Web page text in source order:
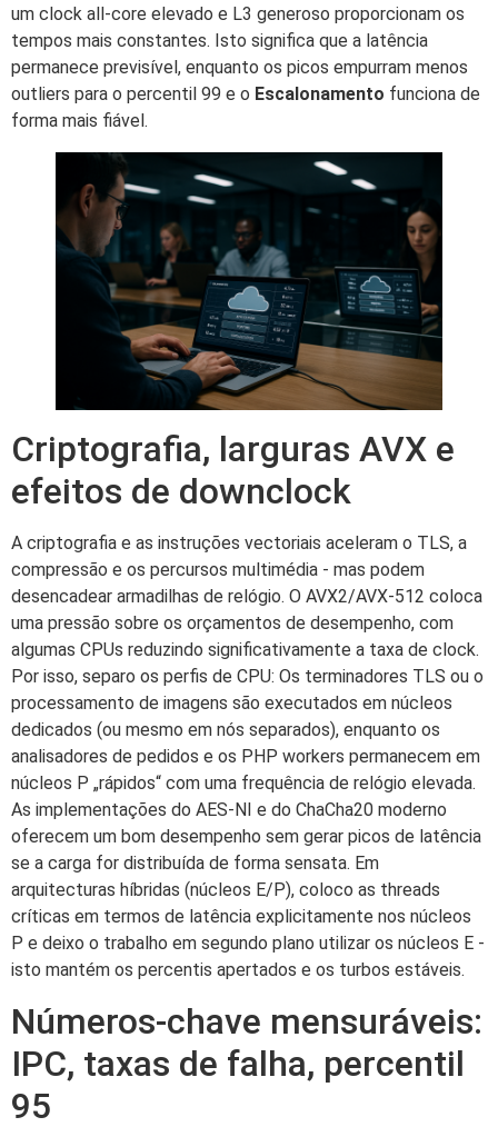
um clock all-core elevado e L3 generoso proporcionam os
tempos mais constantes. Isto significa que a latência
permanece previsível, enquanto os picos empurram menos
outliers para o percentil 99 e o Escalonamento funciona de
forma mais fiável.
Criptografia, larguras AVX e
efeitos de downclock
A criptografia e as instruções vectoriais aceleram o TLS, a
compressão e os percursos multimédia - mas podem
desencadear armadilhas de relógio. O AVX2/AVX-512 coloca
uma pressão sobre os orçamentos de desempenho, com
algumas CPUs reduzindo significativamente a taxa de clock.
Por isso, separo os perfis de CPU: Os terminadores TLS ou o
processamento de imagens são executados em núcleos
dedicados (ou mesmo em nós separados), enquanto os
analisadores de pedidos e os PHP workers permanecem em
núcleos P „rápidos“ com uma frequência de relógio elevada.
As implementações do AES-NI e do ChaCha20 moderno
oferecem um bom desempenho sem gerar picos de latência
se a carga for distribuída de forma sensata. Em
arquitecturas híbridas (núcleos E/P), coloco as threads
críticas em termos de latência explicitamente nos núcleos
P e deixo o trabalho em segundo plano utilizar os núcleos E -
isto mantém os percentis apertados e os turbos estáveis.
Números-chave mensuráveis:
IPC, taxas de falha, percentil
95